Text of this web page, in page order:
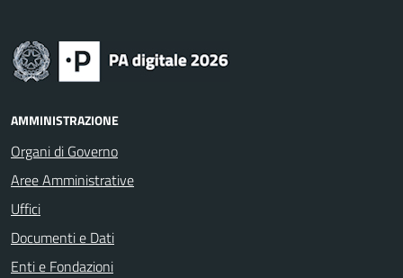
AMMINISTRAZIONE
Organi di Governo
Aree Amministrative
Uffici
Documenti e Dati
Enti e Fondazioni